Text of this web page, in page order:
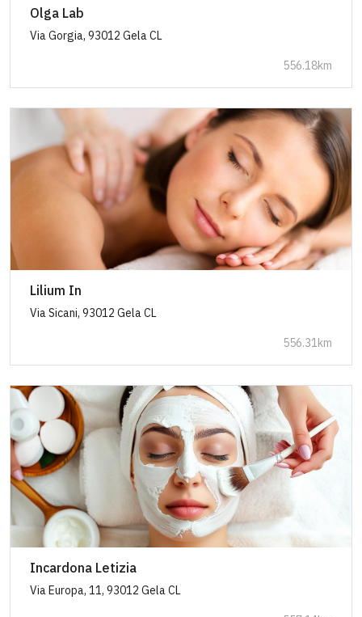
Olga Lab
Via Gorgia, 93012 Gela CL
556.18km
Lilium In
Via Sicani, 93012 Gela CL
556.31km
Incardona Letizia
Via Europa, 11, 93012 Gela CL